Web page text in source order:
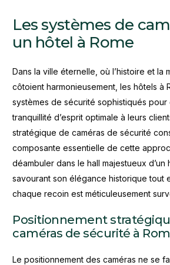
Les systèmes de
un hôtel à Rome
Dans la ville éternelle, où l’histoire et la
côtoient harmonieusement, les hôtels à
systèmes de sécurité sophistiqués pour
tranquillité d’esprit optimale à leurs
stratégique de caméras de sécurité
composante essentielle de cette
déambuler dans le hall majestueux d’un
savourant son élégance historique tout
chaque recoin est méticuleusement
Positionnement
caméras de sécurité à
Le positionnement des caméras ne se